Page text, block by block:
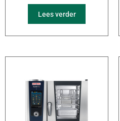
Lees verder